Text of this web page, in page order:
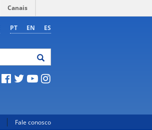
Canais
PT EN ES
Fale conosco